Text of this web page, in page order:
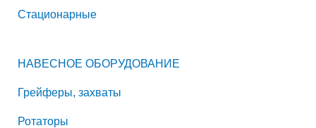
Стационарные
НАВЕСНОЕ ОБОРУДОВАНИЕ
Грейферы, захваты
Ротаторы